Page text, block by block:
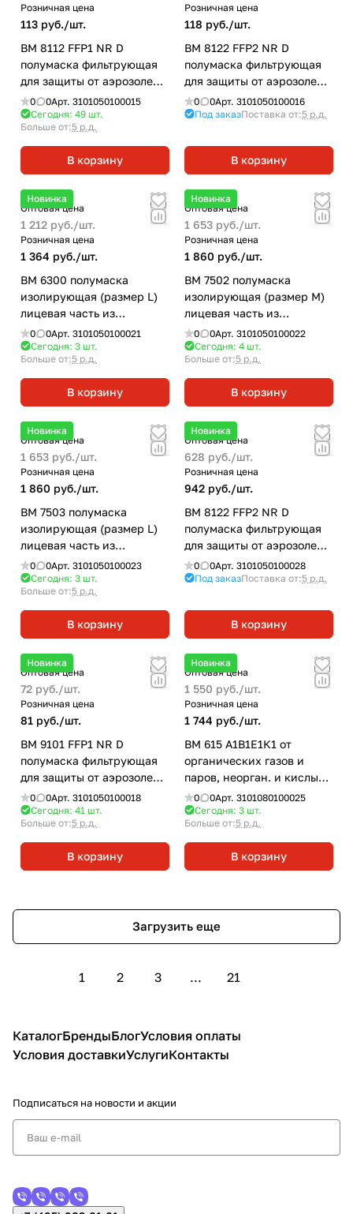
Розничная цена
113 руб./шт.
ВМ 8112 FFP1 NR D
полумаска фильтрующая
для защиты от аэрозолей
чашеобразная с клапаном
выдоха
0 0Арт. 3101050100015
Сегодня: 49 шт.
Больше от:5 р.д.
В корзину
Розничная цена
118 руб./шт.
ВМ 8122 FFP2 NR D
полумаска фильтрующая
для защиты от аэрозолей
чашеобразная с клапаном
выдоха
0 0Арт. 3101050100016
Под заказПоставка от:5 р.д.
В корзину
Новинка
Оптовая цена
1 212 руб./шт.
Розничная цена
1 364 руб./шт.
ВМ 6300 полумаска
изолирующая (размер L)
лицевая часть из
эластомера
0 0Арт. 3101050100021
Сегодня: 3 шт.
Больше от:5 р.д.
В корзину
Новинка
Оптовая цена
1 653 руб./шт.
Розничная цена
1 860 руб./шт.
ВМ 7502 полумаска
изолирующая (размер M)
лицевая часть из
силикона
0 0Арт. 3101050100022
Сегодня: 4 шт.
Больше от:5 р.д.
В корзину
Новинка
Оптовая цена
1 653 руб./шт.
Розничная цена
1 860 руб./шт.
ВМ 7503 полумаска
изолирующая (размер L)
лицевая часть из
силикона
0 0Арт. 3101050100023
Сегодня: 3 шт.
Больше от:5 р.д.
В корзину
Новинка
Оптовая цена
628 руб./шт.
Розничная цена
942 руб./шт.
ВМ 8122 FFP2 NR D
полумаска фильтрующая
для защиты от аэрозолей
чашеобразная с клапаном
выдоха (10шт/кор)
0 0Арт. 3101050100028
Под заказПоставка от:5 р.д.
В корзину
Новинка
Оптовая цена
72 руб./шт.
Розничная цена
81 руб./шт.
ВМ 9101 FFP1 NR D
полумаска фильтрующая
для защиты от аэрозолей
складная без клапана
выдоха
0 0Арт. 3101050100018
Сегодня: 41 шт.
Больше от:5 р.д.
В корзину
Новинка
Оптовая цена
1 550 руб./шт.
Розничная цена
1 744 руб./шт.
ВМ 615 А1В1Е1К1 от
органических газов и
паров, неорган. и кислых
газов, аммиака фильтр
противогазовый
0 0Арт. 3101080100025
Сегодня: 3 шт.
Больше от:5 р.д.
В корзину
Загрузить еще
1 2 3 ... 21
КаталогБрендыБлогУсловия оплаты
Условия доставкиУслугиКонтакты
Подписаться на новости и акции